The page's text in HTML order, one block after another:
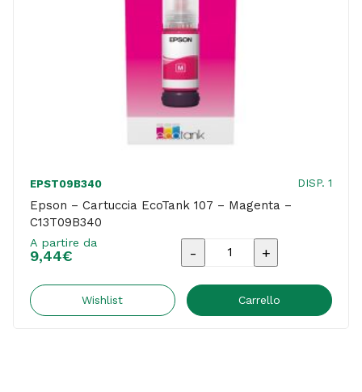
EPST09B340 DISP. 1
Epson – Cartuccia EcoTank 107 – Magenta –
C13T09B340
A partire da
9,44€
Epson
Cartuccia
Wishlist Carrello